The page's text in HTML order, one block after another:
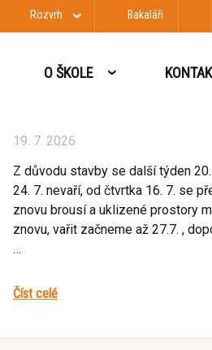
Rozvrh Bakaláři
O ŠKOLE
19. 7. 2026
Z důvodu stavby se další týden
24. 7. nevaří, od čtvrtka 16. 7. se
znovu brousí a uklizené prostory
znovu, vařit začneme až 27.7. ,
…
Číst celé